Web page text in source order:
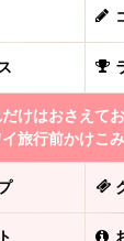
だけはおさえて
旅行前かけこ